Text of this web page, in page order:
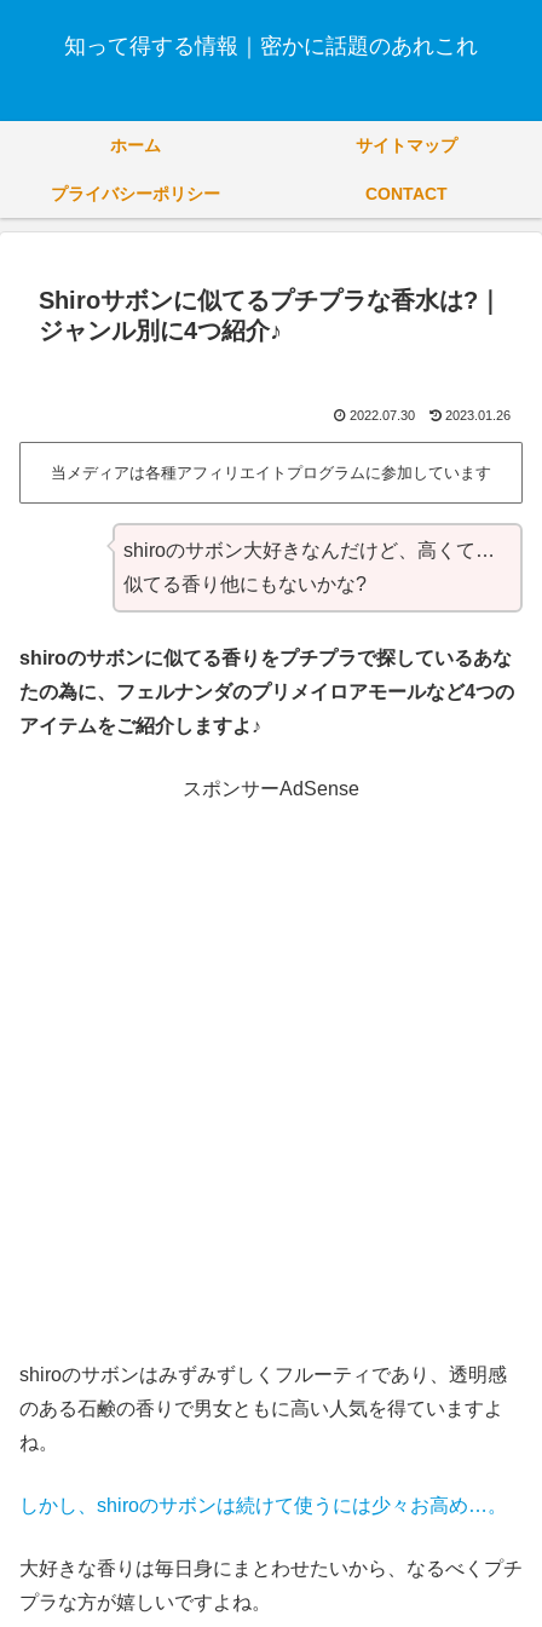
知って得する情報｜密かに話題のあれこれ
ホーム サイトマップ
プライバシーポリシー CONTACT
Shiroサボンに似てるプチプラな香水は?｜
ジャンル別に4つ紹介♪
2022.07.30 2023.01.26
当メディアは各種アフィリエイトプログラムに参加しています
shiroのサボン大好きなんだけど、高くて…
似てる香り他にもないかな?
shiroのサボンに似てる香りをプチプラで探しているあな
たの為に、フェルナンダのプリメイロアモールなど4つの
アイテムをご紹介しますよ♪
スポンサーAdSense
shiroのサボンはみずみずしくフルーティであり、透明感
のある石鹸の香りで男女ともに高い人気を得ていますよ
ね。
しかし、shiroのサボンは続けて使うには少々お高め…。
大好きな香りは毎日身にまとわせたいから、なるべくプチ
プラな方が嬉しいですよね。